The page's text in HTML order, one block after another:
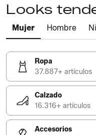
Looks
Mujer Hombre
Ropa
37.887+ artículos
Calzado
16.316+ artículos
Accesorios